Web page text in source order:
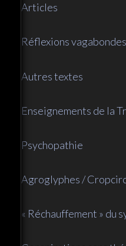
Articles
Réflexions vagabondes
Autres textes
Enseignements de la
Psychopathie
Agroglyphes /
« Réchauffement » du